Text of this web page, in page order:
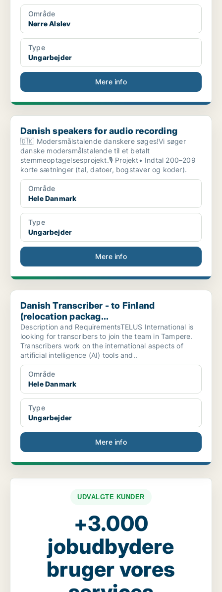
Område
Nørre Alslev
Type
Ungarbejder
Mere info
Danish speakers for audio recording
Danish speakers for audio recording
🇩🇰 Modersmålstalende danskere søges!Vi søger
danske modersmålstalende til et betalt
stemmeoptagelsesprojekt.🎙️ Projekt• Indtal 200–209
korte sætninger (tal, datoer, bogstaver og koder).
Område
Hele Danmark
Type
Ungarbejder
Mere info
Danish Transcriber - to Finland (relocation packag...
Danish Transcriber - to Finland
(relocation packag...
Description and RequirementsTELUS International is
looking for transcribers to join the team in Tampere.
Transcribers work on the international aspects of
artificial intelligence (AI) tools and..
Område
Hele Danmark
Type
Ungarbejder
Mere info
UDVALGTE KUNDER
+3.000
jobudbydere
bruger vores